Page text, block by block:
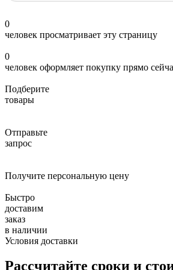
0
человек просматривает эту страницу
0
человек оформляет покупку прямо
Подберите
товары
Отправьте
запрос
Получите персональную цену
Быстро
доставим
заказ
в наличии
Условия доставки
Рассчитайте сроки и